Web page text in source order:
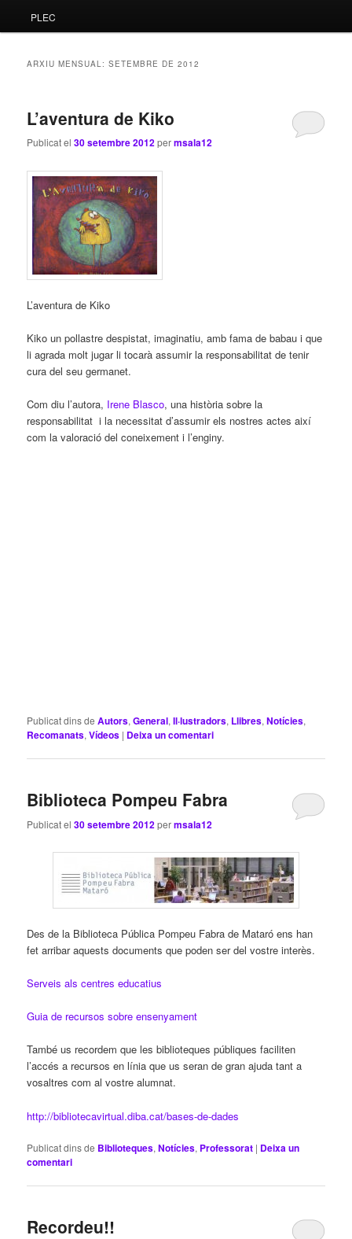
PLEC
ARXIU MENSUAL:SETEMBRE DE 2012
L’aventura de Kiko
Publicat el30 setembre 2012permsala12
L’aventura de Kiko
Kiko un pollastre despistat, imaginatiu, amb fama de babau i que
li agrada molt jugar li tocarà assumir la responsabilitat de tenir
cura del seu germanet.
Com diu l’autora, Irene Blasco, una història sobre la
responsabilitat i la necessitat d’assumir els nostres actes així
com la valoració del coneixement i l’enginy.
Publicat dins de Autors,General,Il·lustradors, Llibres,Notícies,
Recomanats,Vídeos | Deixa un comentari
Biblioteca Pompeu Fabra
Publicat el30 setembre 2012permsala12
Des de la Biblioteca Pública Pompeu Fabra de Mataró ens han
fet arribar aquests documents que poden ser del vostre interès.
Serveis als centres educatius
Guia de recursos sobre ensenyament
També us recordem que les biblioteques públiques faciliten
l’accés a recursos en línia que us seran de gran ajuda tant a
vosaltres com al vostre alumnat.
http://bibliotecavirtual.diba.cat/bases-de-dades
Publicat dins de Biblioteques,Notícies, Professorat | Deixa un
comentari
Recordeu!!